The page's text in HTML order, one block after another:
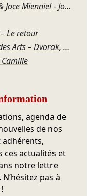
Pierre Durand & Joce Mienniel - Jour de blues à Bamako
Le retour
Orchestre Cité des Arts – Dvorak, Mozart
agenda de
de nos
ces actualités et
notre lettre
pas à